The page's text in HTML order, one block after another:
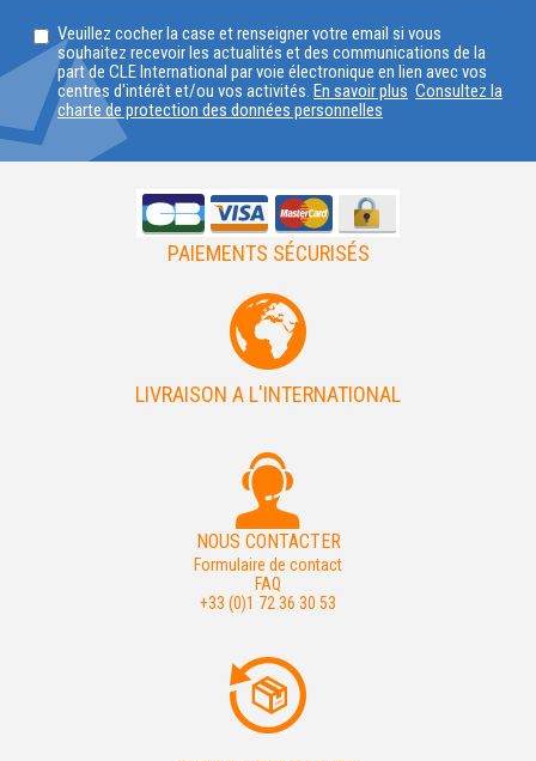
VOTRE
PAYS
Veuillez cocher la case et renseigner votre email si vous
souhaitez recevoir les actualités et des communications de la
part de CLE International par voie électronique en lien avec vos
centres d'intérêt et/ou vos activités. En savoir plus Consultez la
charte de protection des données personnelles
PAIEMENTS SÉCURISÉS
LIVRAISON A L'INTERNATIONAL
NOUS CONTACTER
Formulaire de contact
FAQ
+33 (0)1 72 36 30 53